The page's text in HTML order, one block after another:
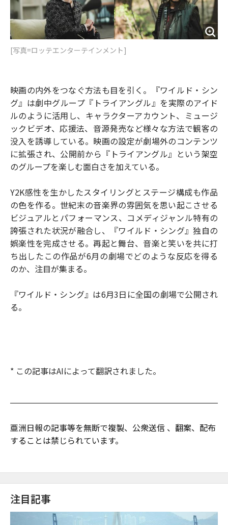
[写真=ロッテエンターテインメント]
映画の内外をつなぐ方法も目を引く。『ワイルド・シン
グ』は劇中グループ『トライアングル』を実際のアイド
ルのように活用し、キャラクターアカウント、ミュージ
ックビデオ、応援法、音源発売など様々な方法で観客の
没入を誘導している。映画の設定が劇場外のコンテンツ
に拡張され、公開前から『トライアングル』という架空
のグループを楽しむ面白さを加えている。
Y2K感性を生かしたスタイリングとステージ構成も作品
の色を作る。世紀末の音楽界の雰囲気を思い起こさせる
ビジュアルとパフォーマンス、コメディジャンル特有の
誇張された状況が融合し、『ワイルド・シング』独自の
娯楽性を完成させる。再起と舞台、音楽と笑いを共に打
ち出したこの作品が6月の劇場でどのような反応を得る
のか、注目が集まる。
『ワイルド・シング』は6月3日に全国の劇場で公開され
る。
* この記事はAIによって翻訳されました。
亜洲日報の記事等を無断で複製、公衆送信 、翻案、配布
することは禁じられています。
注目記事